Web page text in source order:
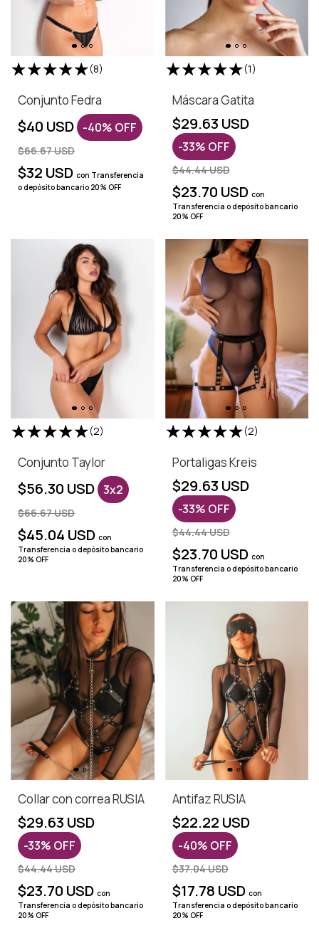
(8)
Conjunto Fedra
$40 USD -40% OFF
$66.67 USD
$32 USD con Transferencia
o depósito bancario 20% OFF
(1)
Máscara Gatita
$29.63 USD
-33% OFF
$44.44 USD
$23.70 USD con
Transferencia o depósito bancario
20% OFF
(2)
Conjunto Taylor
$56.30 USD 3x2
$66.67 USD
$45.04 USD con
Transferencia o depósito bancario
20% OFF
(2)
Portaligas Kreis
$29.63 USD
-33% OFF
$44.44 USD
$23.70 USD con
Transferencia o depósito bancario
20% OFF
Collar con correa RUSIA
$29.63 USD
-33% OFF
$44.44 USD
$23.70 USD con
Transferencia o depósito bancario
20% OFF
Antifaz RUSIA
$22.22 USD
-40% OFF
$37.04 USD
$17.78 USD con
Transferencia o depósito bancario
20% OFF